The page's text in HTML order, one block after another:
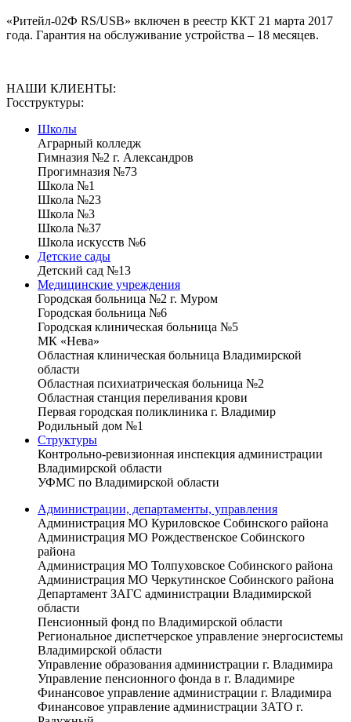
«Ритейл-02Ф RS/USB» включен в реестр ККТ 21 марта 2017
года. Гарантия на обслуживание устройства – 18 месяцев.
НАШИ КЛИЕНТЫ:
Госструктуры:
Школы
Аграрный колледж
Гимназия №2 г. Александров
Прогимназия №73
Школа №1
Школа №23
Школа №3
Школа №37
Школа искусств №6
Детские сады
Детский сад №13
Медицинские учреждения
Городская больница №2 г. Муром
Городская больница №6
Городская клиническая больница №5
МК «Нева»
Областная клиническая больница Владимирской
области
Областная психиатрическая больница №2
Областная станция переливания крови
Первая городская поликлиника г. Владимир
Родильный дом №1
Структуры
Контрольно-ревизионная инспекция администрации
Владимирской области
УФМС по Владимирской области
Администрации, департаменты, управления
Администрация МО Куриловское Собинского района
Администрация МО Рождественское Собинского
района
Администрация МО Толпуховское Собинского района
Администрация МО Черкутинское Собинского района
Департамент ЗАГС администрации Владимирской
области
Пенсионный фонд по Владимирской области
Региональное диспетчерское управление энергосистемы
Владимирской области
Управление образования администрации г. Владимира
Управление пенсионного фонда в г. Владимире
Финансовое управление администрации г. Владимира
Финансовое управление администрации ЗАТО г.